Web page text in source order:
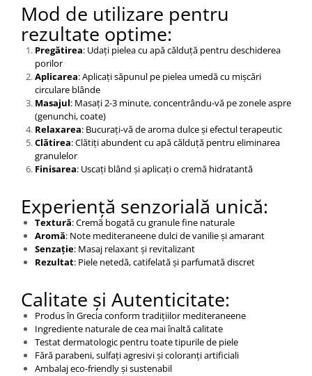
Mod de utilizare pentru
rezultate optime:
Pregătirea: Udați pielea cu apă călduță pentru deschiderea
porilor
Aplicarea: Aplicați săpunul pe pielea umedă cu mișcări
circulare blânde
Masajul: Masați 2-3 minute, concentrându-vă pe zonele aspre
(genunchi, coate)
Relaxarea: Bucurați-vă de aroma dulce și efectul terapeutic
Clătirea: Clătiți abundent cu apă călduță pentru eliminarea
granulelor
Finisarea: Uscați blând și aplicați o cremă hidratantă
Experiență senzorială unică:
Textură: Cremă bogată cu granule fine naturale
Aromă: Note mediteraneene dulci de vanilie și amarant
Senzație: Masaj relaxant și revitalizant
Rezultat: Piele netedă, catifelată și parfumată discret
Calitate și Autenticitate:
Produs în Grecia conform tradițiilor mediteraneene
Ingrediente naturale de cea mai înaltă calitate
Testat dermatologic pentru toate tipurile de piele
Fără parabeni, sulfați agresivi și coloranți artificiali
Ambalaj eco-friendly și sustenabil